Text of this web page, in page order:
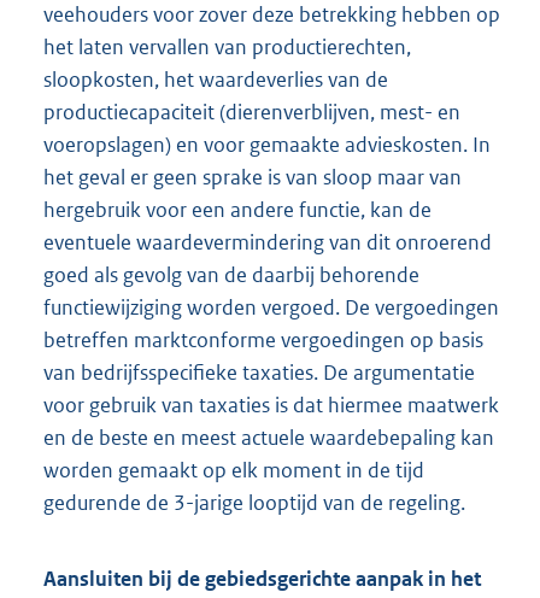
veehouders voor zover deze betrekking hebben op
het laten vervallen van productierechten,
sloopkosten, het waardeverlies van de
productiecapaciteit (dierenverblijven, mest- en
voeropslagen) en voor gemaakte advieskosten. In
het geval er geen sprake is van sloop maar van
hergebruik voor een andere functie, kan de
eventuele waardevermindering van dit onroerend
goed als gevolg van de daarbij behorende
functiewijziging worden vergoed. De vergoedingen
betreffen marktconforme vergoedingen op basis
van bedrijfsspecifieke taxaties. De argumentatie
voor gebruik van taxaties is dat hiermee maatwerk
en de beste en meest actuele waardebepaling kan
worden gemaakt op elk moment in de tijd
gedurende de 3-jarige looptijd van de regeling.
Aansluiten bij de gebiedsgerichte aanpak in het